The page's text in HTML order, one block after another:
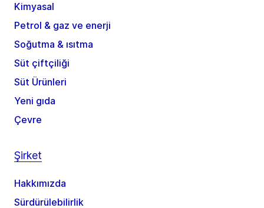
Kimyasal
Petrol & gaz ve enerji
Soğutma & ısıtma
Süt çiftçiliği
Süt Ürünleri
Yeni gıda
Çevre
Şirket
Hakkımızda
Sürdürülebilirlik